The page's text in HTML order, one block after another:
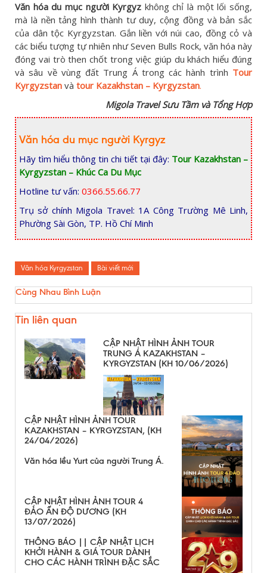
Văn hóa du mục người Kyrgyz không chỉ là một lối sống,
mà là nền tảng hình thành tư duy, cộng đồng và bản sắc
của dân tộc Kyrgyzstan. Gắn liền với núi cao, đồng cỏ và
các biểu tượng tự nhiên như Seven Bulls Rock, văn hóa này
đóng vai trò then chốt trong việc giúp du khách hiểu đúng
và sâu về vùng đất Trung Á trong các hành trình Tour
Kyrgyzstan và tour Kazakhstan – Kyrgyzstan.
Migola Travel Sưu Tầm và Tổng Hợp
Văn hóa du mục người Kyrgyz
Hãy tìm hiểu thông tin chi tiết tại đây: Tour Kazakhstan –
Kyrgyzstan – Khúc Ca Du Mục
Hotline tư vấn: 0366.55.66.77
Trụ sở chính Migola Travel: 1A Công Trường Mê Linh,
Phường Sài Gòn, TP. Hồ Chí Minh
Văn hóa Kyrgyzstan Bài viết mới
Cùng Nhau Bình Luận
Tin liên quan
CẬP NHẬT HÌNH ẢNH TOUR
TRUNG Á KAZAKHSTAN –
KYRGYZSTAN (KH 10/06/2026)
CẬP NHẬT HÌNH ẢNH TOUR
KAZAKHSTAN – KYRGYZSTAN, (KH
24/04/2026)
Văn hóa lều Yurt của người Trung Á.
CẬP NHẬT HÌNH ẢNH TOUR 4
ĐẢO ẤN ĐỘ DƯƠNG (KH
13/07/2026)
THÔNG BÁO || CẬP NHẬT LỊCH
KHỞI HÀNH & GIÁ TOUR DÀNH
CHO CÁC HÀNH TRÌNH ĐẶC SẮC